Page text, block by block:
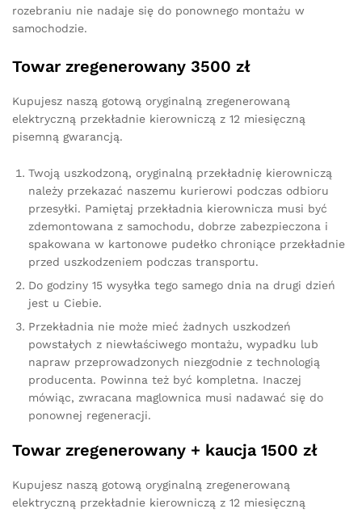
rozebraniu nie nadaje się do ponownego montażu w
samochodzie.
Towar zregenerowany 3500 zł
Kupujesz naszą gotową oryginalną zregenerowaną
elektryczną przekładnie kierowniczą z 12 miesięczną
pisemną gwarancją.
Twoją uszkodzoną, oryginalną przekładnię kierowniczą
należy przekazać naszemu kurierowi podczas odbioru
przesyłki. Pamiętaj przekładnia kierownicza musi być
zdemontowana z samochodu, dobrze zabezpieczona i
spakowana w kartonowe pudełko chroniące przekładnie
przed uszkodzeniem podczas transportu.
Do godziny 15 wysyłka tego samego dnia na drugi dzień
jest u Ciebie.
Przekładnia nie może mieć żadnych uszkodzeń
powstałych z niewłaściwego montażu, wypadku lub
napraw przeprowadzonych niezgodnie z technologią
producenta. Powinna też być kompletna. Inaczej
mówiąc, zwracana maglownica musi nadawać się do
ponownej regeneracji.
Towar zregenerowany + kaucja 1500 zł
Kupujesz naszą gotową oryginalną zregenerowaną
elektryczną przekładnie kierowniczą z 12 miesięczną